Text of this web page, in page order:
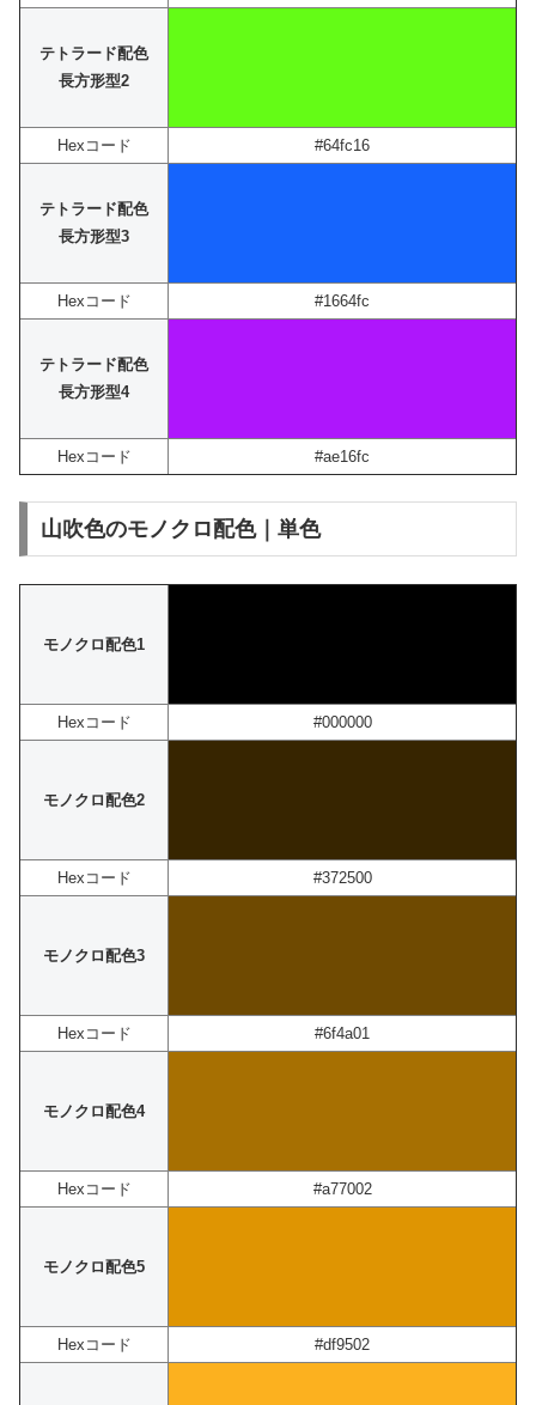
テトラード配色
長方形型2
Hexコード #64fc16
テトラード配色
長方形型3
Hexコード #1664fc
テトラード配色
長方形型4
Hexコード #ae16fc
山吹色のモノクロ配色｜単色
モノクロ配色1
Hexコード #000000
モノクロ配色2
Hexコード #372500
モノクロ配色3
Hexコード #6f4a01
モノクロ配色4
Hexコード #a77002
モノクロ配色5
Hexコード #df9502